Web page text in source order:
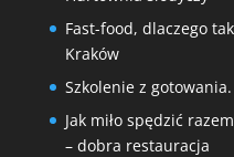
Fast-food, dlaczego
Kraków
Szkolenie z gotowania.
Jak miło spędzić
– dobra restauracja